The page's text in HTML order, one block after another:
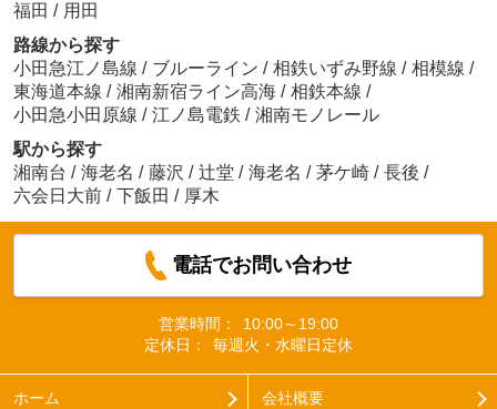
福田 / 用田
路線から探す
小田急江ノ島線 / ブルーライン / 相鉄いずみ野線 / 相模線 /
東海道本線 / 湘南新宿ライン高海 / 相鉄本線 /
小田急小田原線 / 江ノ島電鉄 / 湘南モノレール
駅から探す
湘南台 / 海老名 / 藤沢 / 辻堂 / 海老名 / 茅ケ崎 / 長後 /
六会日大前 / 下飯田 / 厚木
電話でお問い合わせ
営業時間：
10:00～19:00
定休日：
毎週火・水曜日定休
ホーム 会社概要